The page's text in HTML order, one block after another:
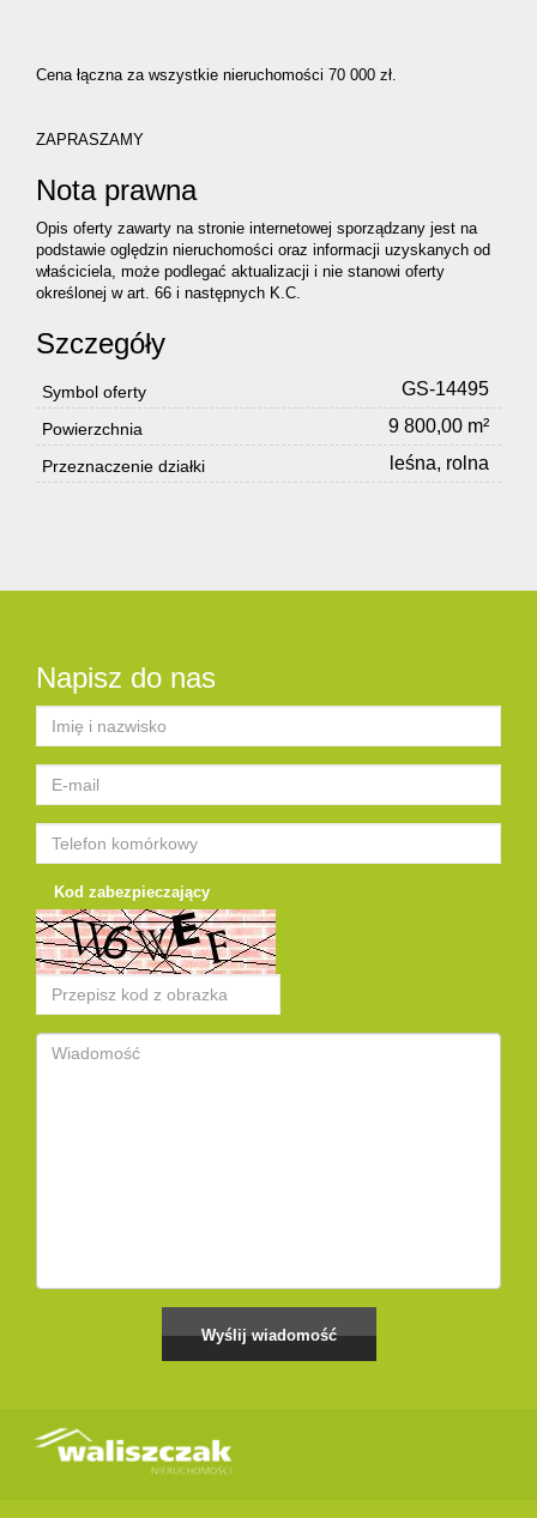
Cena łączna za wszystkie nieruchomości 70 000 zł.
ZAPRASZAMY
Nota prawna
Opis oferty zawarty na stronie internetowej sporządzany jest na
podstawie oględzin nieruchomości oraz informacji uzyskanych od
właściciela, może podlegać aktualizacji i nie stanowi oferty
określonej w art. 66 i następnych K.C.
Szczegóły
Symbol oferty GS-14495
Powierzchnia 9 800,00 m²
Przeznaczenie działki leśna, rolna
Napisz do nas
Kod zabezpieczający